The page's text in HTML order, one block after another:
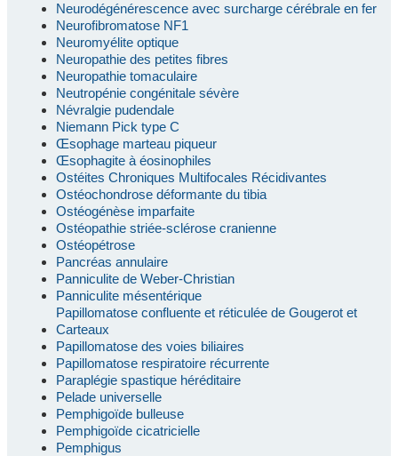
Neurodégénérescence avec surcharge cérébrale en fer
Neurofibromatose NF1
Neuromyélite optique
Neuropathie des petites fibres
Neuropathie tomaculaire
Neutropénie congénitale sévère
Névralgie pudendale
Niemann Pick type C
Œsophage marteau piqueur
Œsophagite à éosinophiles
Ostéites Chroniques Multifocales Récidivantes
Ostéochondrose déformante du tibia
Ostéogénèse imparfaite
Ostéopathie striée-sclérose cranienne
Ostéopétrose
Pancréas annulaire
Panniculite de Weber-Christian
Panniculite mésentérique
Papillomatose confluente et réticulée de Gougerot et
Carteaux
Papillomatose des voies biliaires
Papillomatose respiratoire récurrente
Paraplégie spastique héréditaire
Pelade universelle
Pemphigoïde bulleuse
Pemphigoïde cicatricielle
Pemphigus